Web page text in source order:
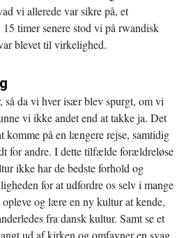
vi allerede var sikre på, et
timer senere stod vi på rwandisk
blevet til virkelighed.
så da vi hver især blev spurgt, om vi
vi ikke andet end at takke ja. Det
komme på en længere rejse, samtidig
for andre. I dette tilfælde forældreløse
ikke har de bedste forhold og
for at udfordre os selv i mange
og lære en ny kultur at kende,
fra dansk kultur. Samt se et
ud af kirken og omfavner en svag